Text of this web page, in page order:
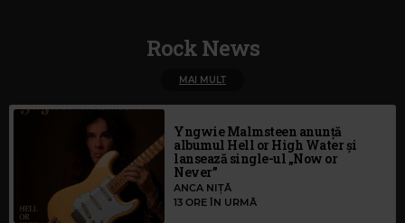
Rock News
MAI MULT
Yngwie Malmsteen anunță
albumul Hell or High Water și
lansează single-ul „Now or
Never”
ANCA NIȚĂ
13 ORE ÎN URMĂ